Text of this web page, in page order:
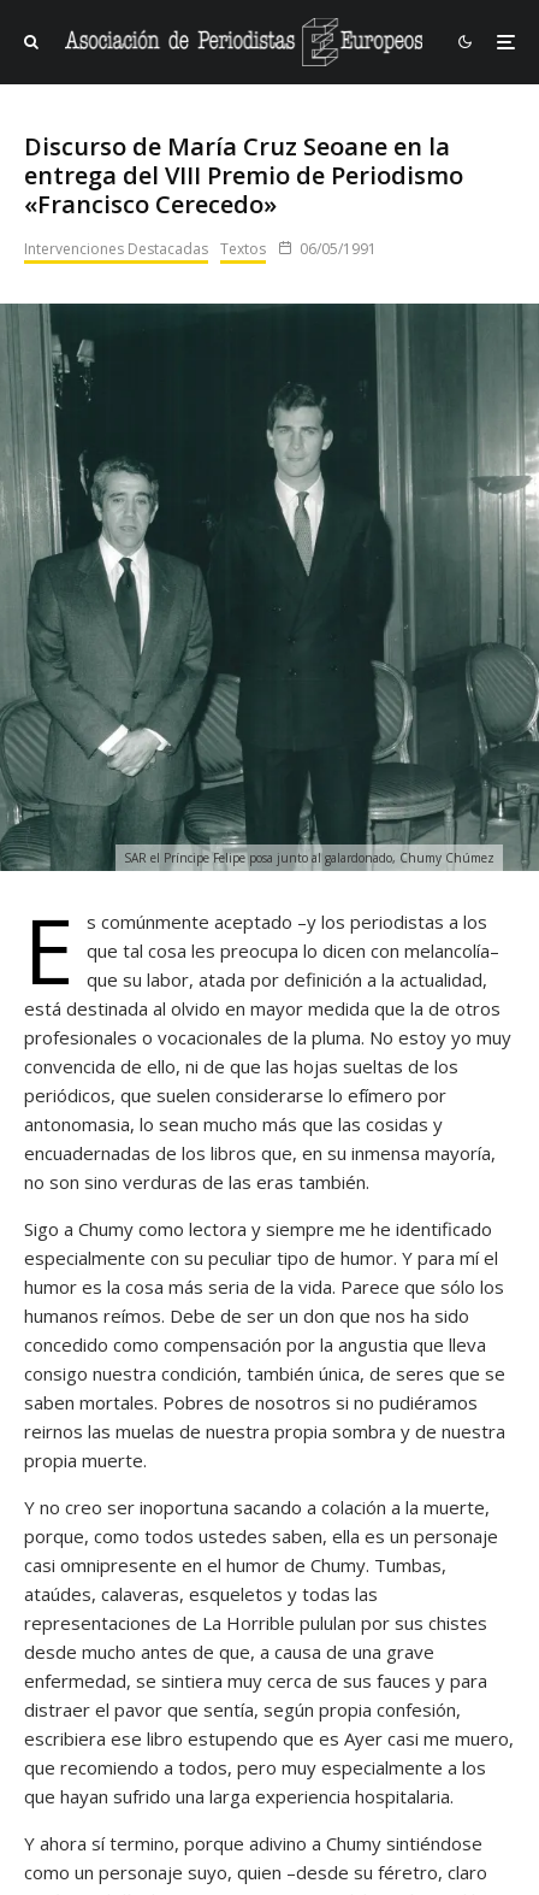
Discurso de María Cruz Seoane en la
entrega del VIII Premio de Periodismo
«Francisco Cerecedo»
Intervenciones Destacadas Textos 06/05/1991
SAR el Príncipe Felipe posa junto al galardonado, Chumy Chúmez
E
s comúnmente aceptado –y los periodistas a los
que tal cosa les preocupa lo dicen con melancolía–
que su labor, atada por definición a la actualidad,
está destinada al olvido en mayor medida que la de otros
profesionales o vocacionales de la pluma. No estoy yo muy
convencida de ello, ni de que las hojas sueltas de los
periódicos, que suelen considerarse lo efímero por
antonomasia, lo sean mucho más que las cosidas y
encuadernadas de los libros que, en su inmensa mayoría,
no son sino verduras de las eras también.
Sigo a Chumy como lectora y siempre me he identificado
especialmente con su peculiar tipo de humor. Y para mí el
humor es la cosa más seria de la vida. Parece que sólo los
humanos reímos. Debe de ser un don que nos ha sido
concedido como compensación por la angustia que lleva
consigo nuestra condición, también única, de seres que se
saben mortales. Pobres de nosotros si no pudiéramos
reirnos las muelas de nuestra propia sombra y de nuestra
propia muerte.
Y no creo ser inoportuna sacando a colación a la muerte,
porque, como todos ustedes saben, ella es un personaje
casi omnipresente en el humor de Chumy. Tumbas,
ataúdes, calaveras, esqueletos y todas las
representaciones de La Horrible pululan por sus chistes
desde mucho antes de que, a causa de una grave
enfermedad, se sintiera muy cerca de sus fauces y para
distraer el pavor que sentía, según propia confesión,
escribiera ese libro estupendo que es Ayer casi me muero,
que recomiendo a todos, pero muy especialmente a los
que hayan sufrido una larga experiencia hospitalaria.
Y ahora sí termino, porque adivino a Chumy sintiéndose
como un personaje suyo, quien –desde su féretro, claro